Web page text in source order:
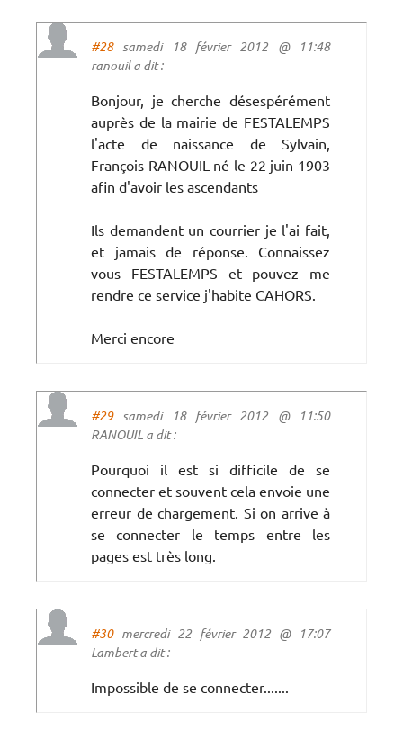
#28samedi 18 février 2012 @ 11:48
ranouil a dit :
Bonjour, je cherche désespérément
auprès de la mairie de FESTALEMPS
l'acte de naissance de Sylvain,
François RANOUIL né le 22 juin 1903
afin d'avoir les ascendants
Ils demandent un courrier je l'ai fait,
et jamais de réponse. Connaissez
vous FESTALEMPS et pouvez me
rendre ce service j'habite CAHORS.
Merci encore
#29samedi 18 février 2012 @ 11:50
RANOUIL a dit :
Pourquoi il est si difficile de se
connecter et souvent cela envoie une
erreur de chargement. Si on arrive à
se connecter le temps entre les
pages est très long.
#30mercredi 22 février 2012 @ 17:07
Lambert a dit :
Impossible de se connecter.......